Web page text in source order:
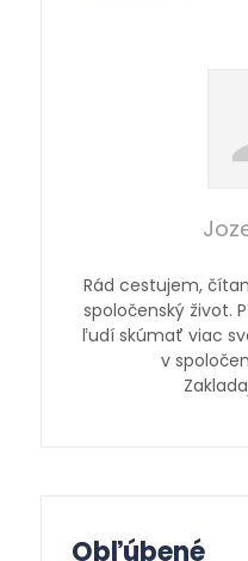
Rád cestujem,
spoločenský život.
ľudí skúmať viac
v
Obľúbené